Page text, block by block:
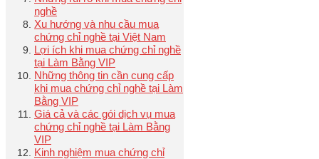
nghề
Xu hướng và nhu cầu mua
chứng chỉ nghề tại Việt Nam
Lợi ích khi mua chứng chỉ nghề
tại Làm Bằng VIP
Những thông tin cần cung cấp
khi mua chứng chỉ nghề tại Làm
Bằng VIP
Giá cả và các gói dịch vụ mua
chứng chỉ nghề tại Làm Bằng
VIP
Kinh nghiệm mua chứng chỉ